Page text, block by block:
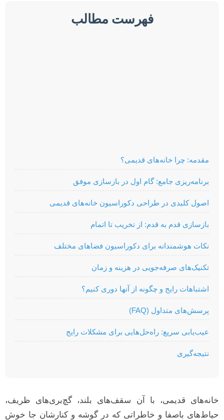
فهرست مطالب
مقدمه: چرا خانه‌های قدیمی؟
برنامه‌ریزی جامع: گام اول در بازسازی موفق
اصول کلیدی در طراحی دکوراسیون خانه‌های قدیمی
بازسازی قدم به قدم: از تخریب تا اتمام
نکات هوشمندانه برای دکوراسیون فضاهای مختلف
تکنیک‌های صرفه‌جویی در هزینه و زمان
اشتباهات رایج و چگونه از آنها دوری کنیم؟
پرسش‌های متداول (FAQ)
عیب‌یابی سریع: راه‌حل‌هایی برای مشکلات رایج
نتیجه‌گیری
خانه‌های قدیمی، با آن سقف‌های بلند، گچ‌بری‌های ظریف،
حیاط‌های باصفا و خاطراتی که در گوشه و کنارشان جا خوش